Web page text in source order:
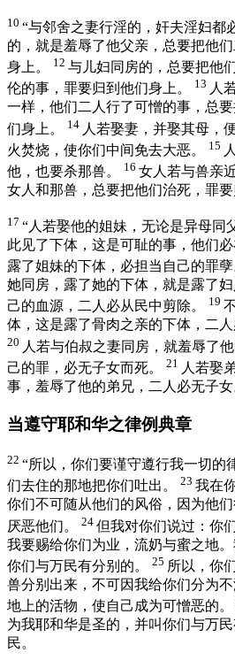
10 “与邻舍之妻行淫的，奸夫淫妇都
的，就是羞辱了他父亲，总要把他
身上。
12 与儿妇同房的，总要把他
伦的事，罪要归到他们身上。
13 人
一样，他们二人行了可憎的事，总
们身上。
14 人若娶妻，并娶其母，
火焚烧，使你们中间免去大恶。
15
他，也要杀那兽。
16 女人若与兽亲
女人和那兽，总要把他们治死，罪要
17 “人若娶他的姐妹，无论是异母同
此见了下体，这是可耻的事，他们
露了姐妹的下体，必担当自己的罪孽
她同房，露了她的下体，就是露了
己的血源，二人必从民中剪除。
19
体，这是露了骨肉之亲的下体，二人
20 人若与伯叔之妻同房，就羞辱了
己的罪，必无子女而死。
21 人若娶
事，羞辱了他的弟兄，二人必无子女
当遵守耶和华之律例典章
22 “所以，你们要谨守遵行我一切的
们去住的那地把你们吐出。
23 我在
你们不可随从他们的风俗，因为他
厌恶他们。
24 但我对你们说过：你
我要赐给你们为业，流奶与蜜之地
你们与万民有分别的。
25 所以，你
兽分别出来，不可因我给你们分为
地上的活物，使自己成为可憎恶的。
为我耶和华是圣的，并叫你们与万
民。